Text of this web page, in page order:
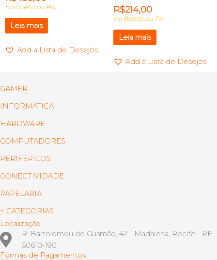
no Boleto ou Pix
Leia mais
Add a Lista de Desejos
R$214,00
no Boleto ou Pix
Leia mais
Add a Lista de Desejos
GAMER
INFORMÁTICA
HARDWARE
COMPUTADORES
PERIFÉRICOS
CONECTIVIDADE
PAPELARIA
+ CATEGORIAS
Localização
R. Bartolomeu de Gusmão, 42 - Madalena, Recife - PE,
50610-190
Formas de Pagamentos